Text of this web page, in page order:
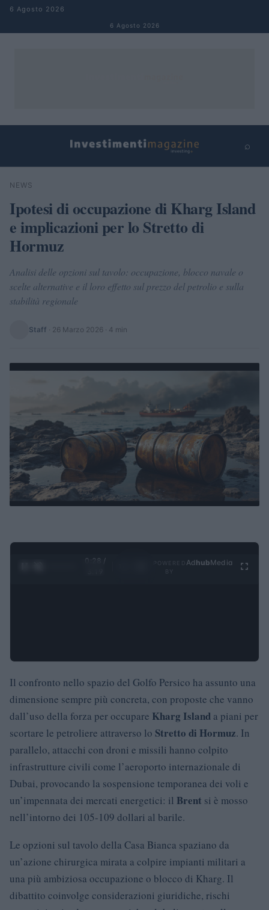
Salta al contenuto
6 Agosto 2026
6 Agosto 2026
⌕
Cerca
NEWS
Ipotesi di occupazione di Kharg Island
e implicazioni per lo Stretto di
Hormuz
Analisi delle opzioni sul tavolo: occupazione, blocco navale o
scelte alternative e il loro effetto sul prezzo del petrolio e sulla
stabilità regionale
Staff · 26 Marzo 2026 · 4 min
0:29 /
Ad hubMedia
Il confronto nello spazio del Golfo Persico ha assunto una
dimensione sempre più concreta, con proposte che vanno
dall’uso della forza per occupare Kharg Island a piani per
scortare le petroliere attraverso lo Stretto di Hormuz. In
parallelo, attacchi con droni e missili hanno colpito
infrastrutture civili come l’aeroporto internazionale di
Dubai, provocando la sospensione temporanea dei voli e
un’impennata dei mercati energetici: il Brent si è mosso
nell’intorno dei 105-109 dollari al barile.
Le opzioni sul tavolo della Casa Bianca spaziano da
un’azione chirurgica mirata a colpire impianti militari a
una più ambiziosa occupazione o blocco di Kharg. Il
dibattito coinvolge considerazioni giuridiche, rischi